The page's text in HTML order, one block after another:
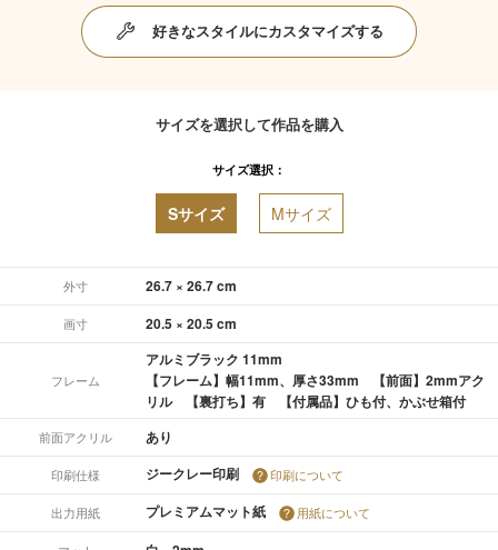
好きなスタイルにカスタマイズする
サイズを選択して作品を購入
サイズ選択：
Sサイズ Mサイズ
外寸 26.7 × 26.7 cm
画寸 20.5 × 20.5 cm
フレーム
アルミブラック 11mm
【フレーム】幅11mm、厚さ33mm 【前面】2mmアク
リル 【裏打ち】有 【付属品】ひも付、かぶせ箱付
前面アクリル あり
印刷仕様 ジークレー印刷 印刷について
出力用紙 プレミアムマット紙 用紙について